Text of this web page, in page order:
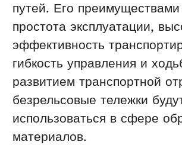
путей. Его
простота эксплуатации,
эффективность
гибкость управления и
развитием транспортной
безрельсовые тележки
использоваться в сфере
материалов.